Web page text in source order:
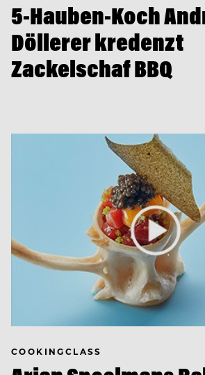
5-Hauben-Koch
Döllerer kredenzt
Zackelschaf BBQ
COOKINGCLASS